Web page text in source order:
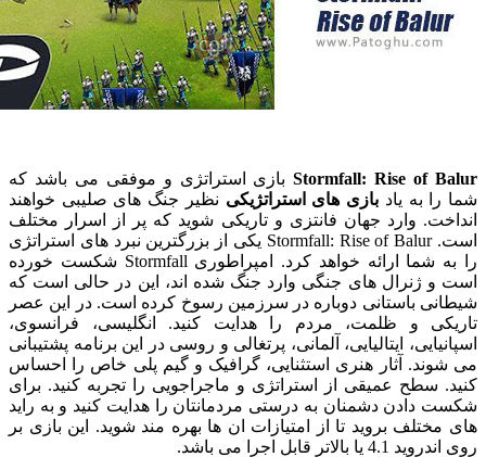
Stormfall: Rise ofبازی استراتژی و موفقی می باشد که
به یاد
بازی های استراتژیکی نظیر جنگ های صلیبی خواهند
وارد جهان فانتزی و تاریکی شوید که پر از اسرار مختلف
است. Stormfall: Rise of Balur یکی از بزرگترین نبرد های استراتژی
را به شما ارائه خواهد کرد. امپراطوری Stormfall شکست خورده
ژنرال های جنگی وارد جنگ شده اند، این در حالی است که
باستانی دوباره در سرزمین رسوخ کرده است. در این عصر
و ظلمت، مردم را هدایت کنید. انگلیسی، فرانسوی،
ایتالیایی، آلمانی، پرتغالی و روسی در این برنامه پشتیبانی
آثار هنری استثنایی، گرافیک و گیم پلیخاص را احساس
سطح عمیقی از استراتژی و ماجراجویی را تجربه کنید. برای
دشمنان به درستی مردمانتان را هدایت کنید و به راید
بروید تا از امتیازات ان ها بهره مند شوید. این بازی بر
قابل اجرا می باشد.